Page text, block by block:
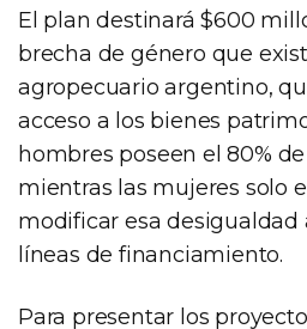
El plan destinará $600
brecha de género que
agropecuario argentino,
acceso a los bienes
hombres poseen el 80%
mientras las mujeres solo
modificar esa desigualdad
líneas de financiamiento.
Para presentar los